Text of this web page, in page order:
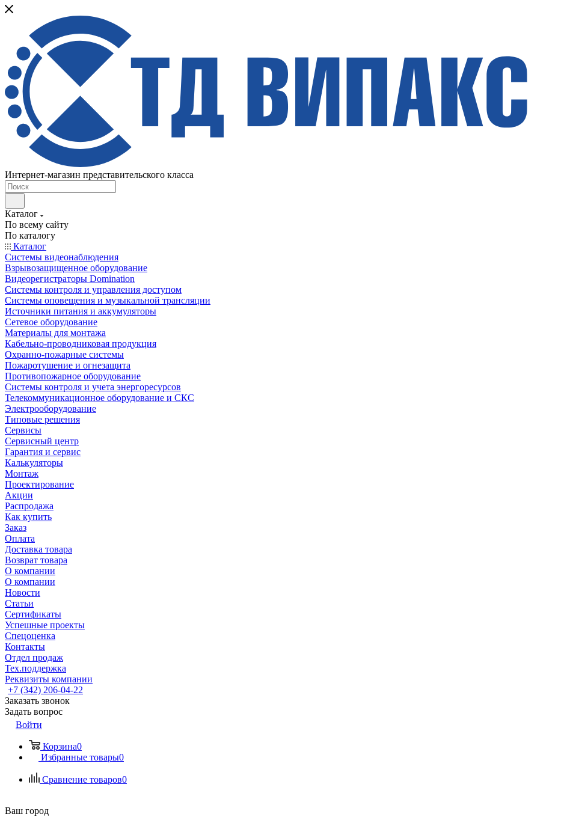
Интернет-магазин представительского класса
Каталог
По всему сайту
По каталогу
Каталог
Системы видеонаблюдения
Взрывозащищенное оборудование
Видеорегистраторы Domination
Системы контроля и управления доступом
Системы оповещения и музыкальной трансляции
Источники питания и аккумуляторы
Сетевое оборудование
Материалы для монтажа
Кабельно-проводниковая продукция
Охранно-пожарные системы
Пожаротушение и огнезащита
Противопожарное оборудование
Системы контроля и учета энергоресурсов
Телекоммуникационное оборудование и СКС
Электрооборудование
Типовые решения
Сервисы
Сервисный центр
Гарантия и сервис
Калькуляторы
Монтаж
Проектирование
Акции
Распродажа
Как купить
Заказ
Оплата
Доставка товара
Возврат товара
О компании
О компании
Новости
Статьи
Сертификаты
Успешные проекты
Спецоценка
Контакты
Отдел продаж
Тех.поддержка
Реквизиты компании
+7 (342) 206-04-22
Заказать звонок
Задать вопрос
Войти
Корзина0
Избранные товары0
Сравнение товаров0
Ваш город